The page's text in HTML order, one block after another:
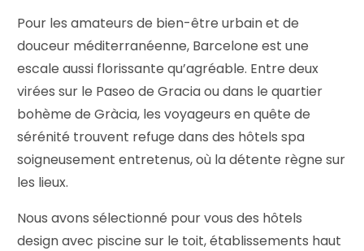
Pour les amateurs de bien-être urbain et de
douceur méditerranéenne, Barcelone est une
escale aussi florissante qu’agréable. Entre deux
virées sur le Paseo de Gracia ou dans le quartier
bohème de Gràcia, les voyageurs en quête de
sérénité trouvent refuge dans des hôtels spa
soigneusement entretenus, où la détente règne sur
les lieux.
Nous avons sélectionné pour vous des hôtels
design avec piscine sur le toit, établissements haut
NEW